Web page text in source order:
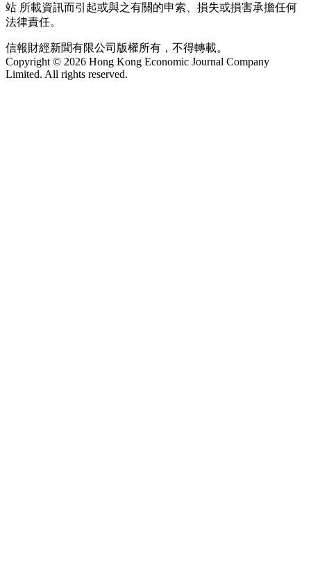
站 所載資訊而引起或與之有關的申索、損失或損害承擔任何
法律責任。
信報財經新聞有限公司版權所有，不得轉載。
Copyright © 2026 Hong Kong Economic Journal Company
Limited. All rights reserved.